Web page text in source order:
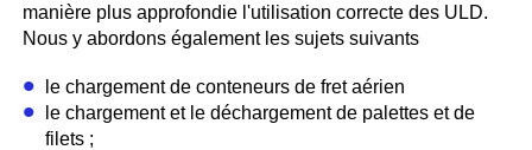
manière plus approfondie l'utilisation correcte des ULD.
Nous y abordons également les sujets suivants
le chargement de conteneurs de fret aérien
le chargement et le déchargement de palettes et de
filets ;